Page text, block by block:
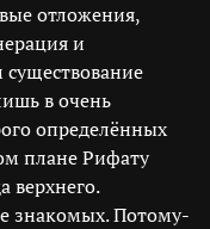
отложения,
и
в очень
определённых
плане Рифату
верхнего.
знакомых. Потому-